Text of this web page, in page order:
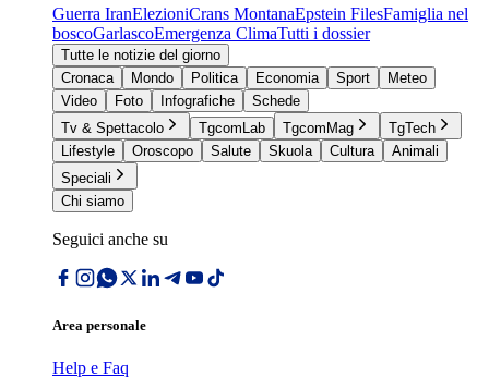
Guerra IranElezioniCrans MontanaEpstein FilesFamiglia nel
boscoGarlascoEmergenza ClimaTutti i dossier
Tutte le notizie del giorno
Cronaca
Mondo Politica Economia Sport
Meteo
Video
Foto Infografiche
Schede
Tv & Spettacolo
TgcomLab TgcomMag
TgTech
Lifestyle
Oroscopo Salute Skuola Cultura
Animali
Speciali
Chi siamo
Seguici anche su
Area personale
Help e Faq